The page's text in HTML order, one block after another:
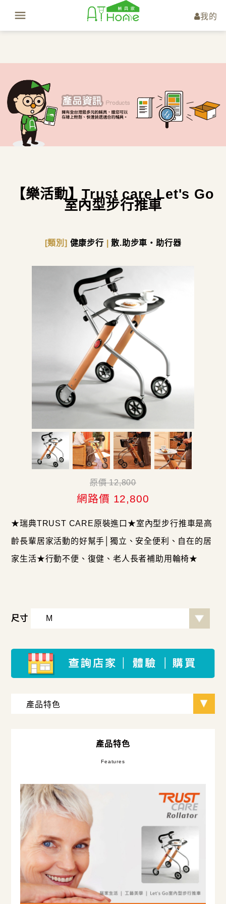
我的
【樂活動】Trust care Let's Go
室內型步行推車
[類別] 健康步行 |散.助步車・助行器
原價 12,800
網路價 12,800
★瑞典TRUST CARE原裝進口★室內型步行推車是高
齡長輩居家活動的好幫手│獨立、安全便利、自在的居
家生活★行動不便、復健、老人長者補助用輪椅★
尺寸
產品特色
Features